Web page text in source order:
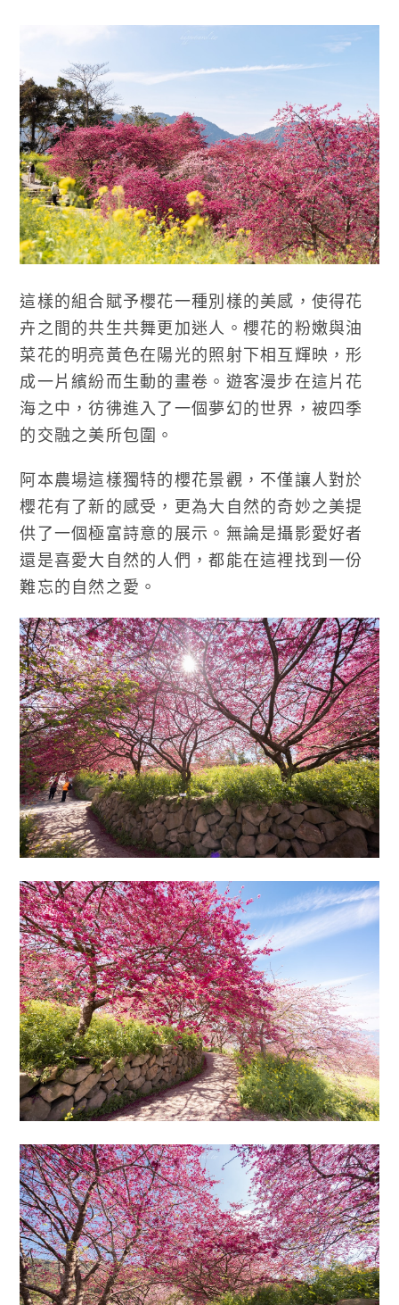
這樣的組合賦予櫻花一種別樣的美感，使得花
卉之間的共生共舞更加迷人。櫻花的粉嫩與油
菜花的明亮黃色在陽光的照射下相互輝映，形
成一片繽紛而生動的畫卷。遊客漫步在這片花
海之中，彷彿進入了一個夢幻的世界，被四季
的交融之美所包圍。
阿本農場這樣獨特的櫻花景觀，不僅讓人對於
櫻花有了新的感受，更為大自然的奇妙之美提
供了一個極富詩意的展示。無論是攝影愛好者
還是喜愛大自然的人們，都能在這裡找到一份
難忘的自然之愛。